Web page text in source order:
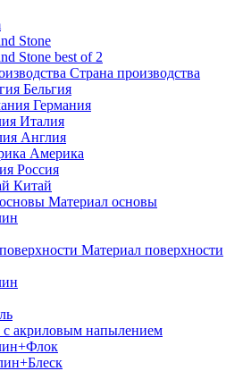
Stone
Stone best of 2
Страна производства
Бельгия
Германия
Италия
Англия
Америка
Россия
Китай
Материал основы
Материал поверхности
с акриловым напылением